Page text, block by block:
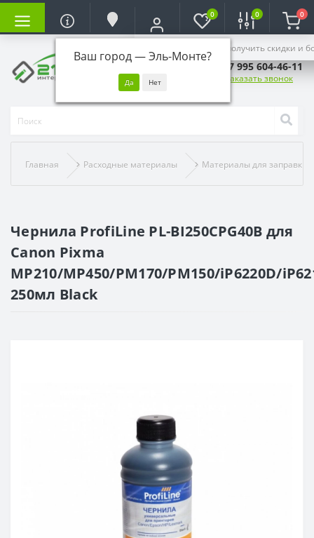
Ваш город —Эль-Монте?
Войдите, чтобы получить скидки и
0 0 0
+7 995 604-46-11
Заказать звонок
Главная Расходные материалы Материалы для заправки
Чернила ProfiLine PL-BI250CPG40B для
Canon Pixma
MP210/MP450/PM170/PM150/iP6220D/
250мл Black